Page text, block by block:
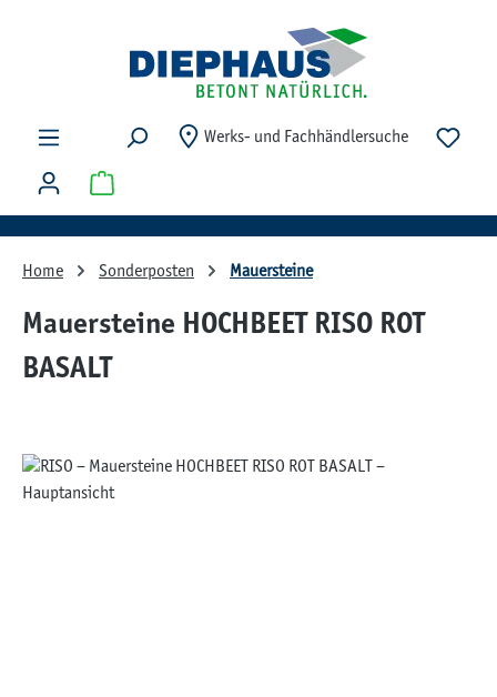
Werks- und Fachhändlersuche Du
Warenkorb enthält 0 Positionen. Der Gesamtwert
Home Sonderposten Mauersteine
Mauersteine HOCHBEET RISO ROT
BASALT
Bildergalerie überspringen